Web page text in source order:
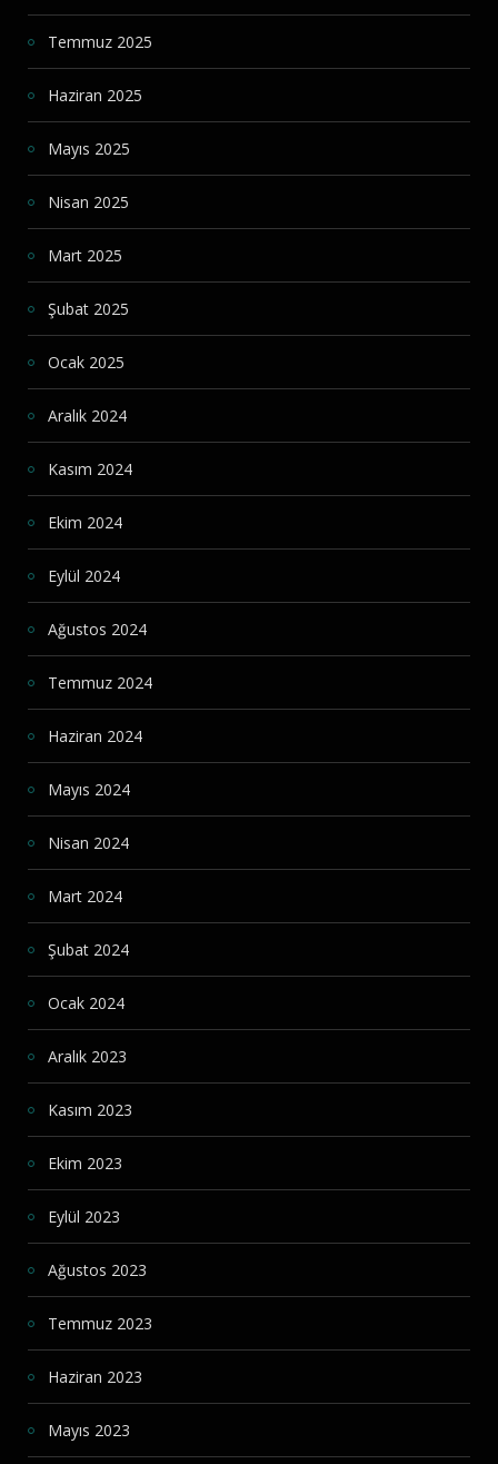
Temmuz 2025
Haziran 2025
Mayıs 2025
Nisan 2025
Mart 2025
Şubat 2025
Ocak 2025
Aralık 2024
Kasım 2024
Ekim 2024
Eylül 2024
Ağustos 2024
Temmuz 2024
Haziran 2024
Mayıs 2024
Nisan 2024
Mart 2024
Şubat 2024
Ocak 2024
Aralık 2023
Kasım 2023
Ekim 2023
Eylül 2023
Ağustos 2023
Temmuz 2023
Haziran 2023
Mayıs 2023